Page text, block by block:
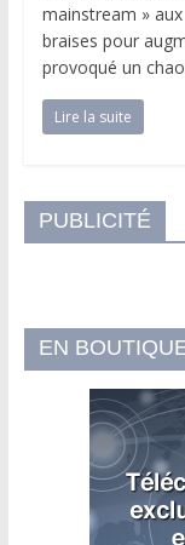
mainstream »
braises pour
provoqué un
Lire la suite
PUBLICITÉ
EN